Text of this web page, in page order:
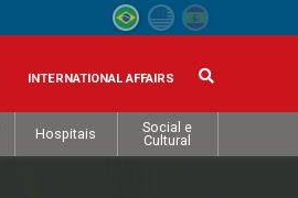
INTERNATIONAL AFFAIRS
Hospitais
Social e
Cultural